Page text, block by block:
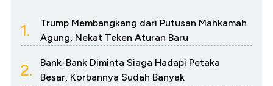
1.
Trump Membangkang dari Putusan Mahkamah
Agung, Nekat Teken Aturan Baru
2.
Bank-Bank Diminta Siaga Hadapi Petaka
Besar, Korbannya Sudah Banyak